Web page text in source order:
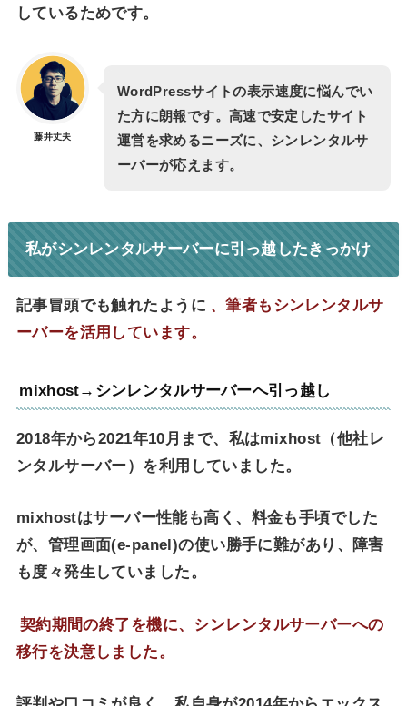
しているためです。
藤井丈夫
WordPressサイトの表示速度に悩んでい
た方に朗報です。高速で安定したサイト
運営を求めるニーズに、シンレンタルサ
ーバーが応えます。
私がシンレンタルサーバーに引っ越したきっかけ
記事冒頭でも触れたように 、筆者もシンレンタルサ
ーバーを活用しています。
mixhost→シンレンタルサーバーへ引っ越し
2018年から2021年10月まで、私はmixhost（他社レ
ンタルサーバー）を利用していました。
mixhostはサーバー性能も高く、料金も手頃でした
が、管理画面(e-panel)の使い勝手に難があり、障害
も度々発生していました。
契約期間の終了を機に、シンレンタルサーバーへの
移行を決意しました。